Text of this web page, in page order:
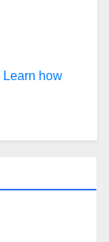
Learn how